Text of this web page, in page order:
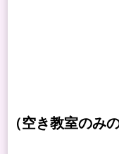
（空き教室のみ